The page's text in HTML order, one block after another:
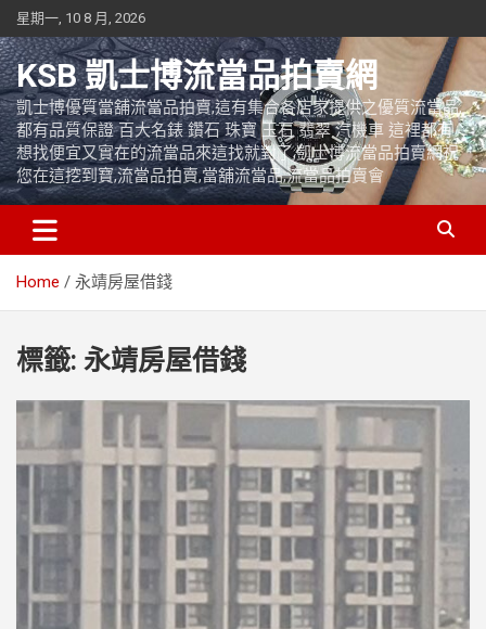
Skip
to
content
星期一, 10 8 月, 2026
KSB 凱士博流當品拍賣網
凱士博優質當舖流當品拍賣,這有集合各店家提供之優質流當品,
都有品質保證 百大名錶 鑽石 珠寶 玉石 翡翠 汽機車 這裡都有
想找便宜又實在的流當品來這找就對了,凱士博流當品拍賣網祝
您在這挖到寶,流當品拍賣,當舖流當品,流當品拍賣會
Home 永靖房屋借錢
標籤: 永靖房屋借錢